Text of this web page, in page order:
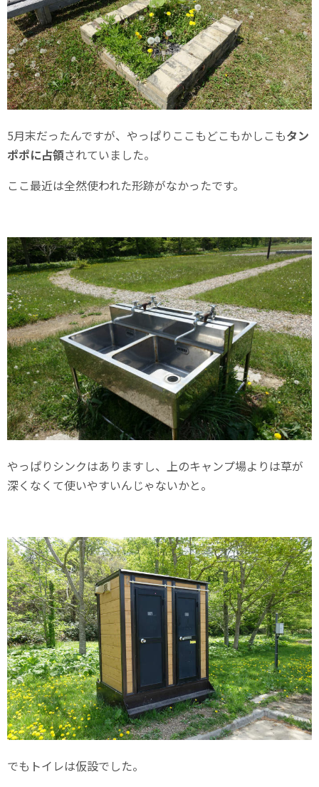
5月末だったんですが、やっぱりここもどこもかしこもタン
ポポに占領されていました。
ここ最近は全然使われた形跡がなかったです。
やっぱりシンクはありますし、上のキャンプ場よりは草が
深くなくて使いやすいんじゃないかと。
でもトイレは仮設でした。